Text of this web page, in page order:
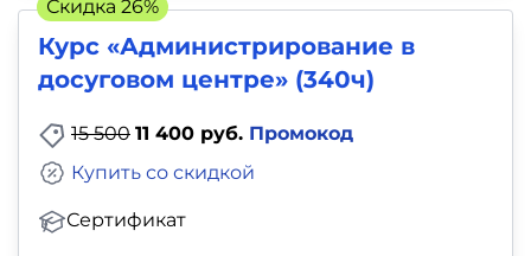
Курс «Администрирование в
досуговом центре» (340ч)
15 500 11 400 руб. Промокод
Сертификат
Купить со скидкой
Скидка 26%